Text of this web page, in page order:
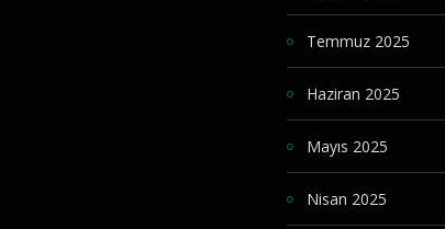
Temmuz 2025
Haziran 2025
Mayıs 2025
Nisan 2025